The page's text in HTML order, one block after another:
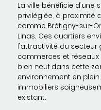
La ville bénéficie d'une
privilégiée, à proximité
comme Brétigny-sur-
Linas. Ces quartiers
l'attractivité du secteur
commerces et
bien neuf dans cette
environnement en
immobiliers
existant.